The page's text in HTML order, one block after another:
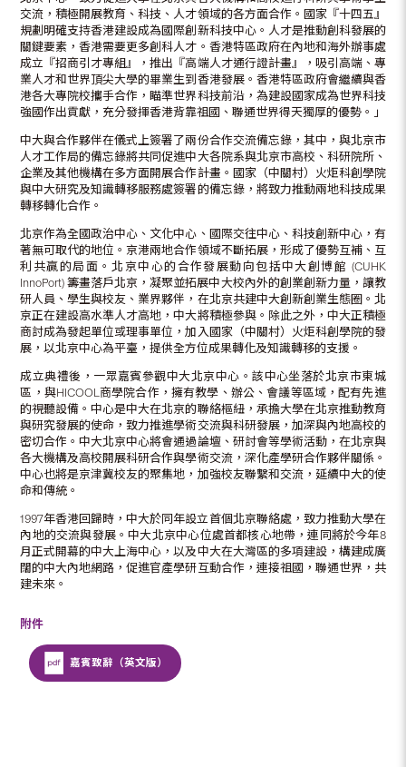
交流，積極開展教育、科技、人才領域的各方面合作。國家『十四五』
規劃明確支持香港建設成為國際創新科技中心。人才是推動創科發展的
關鍵要素，香港需要更多創科人才。香港特區政府在內地和海外辦事處
成立『招商引才專組』，推出『高端人才通行證計畫』，吸引高端、專
業人才和世界頂尖大學的畢業生到香港發展。香港特區政府會繼續與香
港各大專院校攜手合作，瞄準世界科技前沿，為建設國家成為世界科技
強國作出貢獻，充分發揮香港背靠祖國、聯通世界得天獨厚的優勢。」
中大與合作夥伴在儀式上簽署了兩份合作交流備忘錄，其中，與北京市
人才工作局的備忘錄將共同促進中大各院系與北京市高校、科研院所、
企業及其他機構在多方面開展合作計畫。國家（中關村）火炬科創學院
與中大研究及知識轉移服務處簽署的備忘錄，將致力推動兩地科技成果
轉移轉化合作。
北京作為全國政治中心、文化中心、國際交往中心、科技創新中心，有
著無可取代的地位。京港兩地合作領域不斷拓展，形成了優勢互補、互
利共贏的局面。北京中心的合作發展動向包括中大創博館 (CUHK
InnoPort) 籌畫落戶北京，凝聚並拓展中大校內外的創業創新力量，讓教
研人員、學生與校友、業界夥伴，在北京共建中大創新創業生態圈。北
京正在建設高水準人才高地，中大將積極參與。除此之外，中大正積極
商討成為發起單位或理事單位，加入國家（中關村）火炬科創學院的發
展，以北京中心為平臺，提供全方位成果轉化及知識轉移的支援。
成立典禮後，一眾嘉賓參觀中大北京中心。該中心坐落於北京市東城
區，與HICOOL商學院合作，擁有教學、辦公、會議等區域，配有先進
的視聽設備。中心是中大在北京的聯絡樞紐，承擔大學在北京推動教育
與研究發展的使命，致力推進學術交流與科研發展，加深與內地高校的
密切合作。中大北京中心將會通過論壇、研討會等學術活動，在北京與
各大機構及高校開展科研合作與學術交流，深化產學研合作夥伴關係。
中心也將是京津冀校友的聚集地，加強校友聯繫和交流，延續中大的使
命和傳統。
1997年香港回歸時，中大於同年設立首個北京聯絡處，致力推動大學在
內地的交流與發展。中大北京中心位處首都核心地帶，連同將於今年8
月正式開幕的中大上海中心，以及中大在大灣區的多項建設，構建成廣
闊的中大內地網路，促進官產學研互動合作，連接祖國，聯通世界，共
建未來。
附件
嘉賓致辭（英文版）